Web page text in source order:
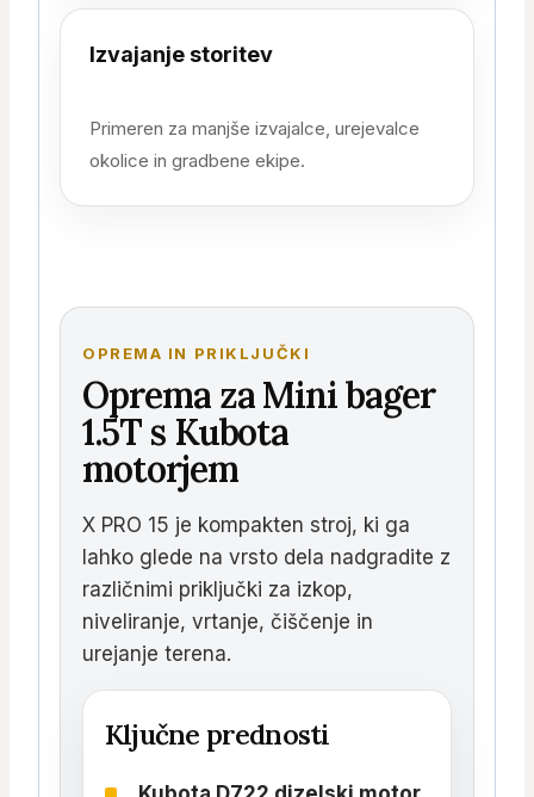
Izvajanje storitev
Primeren za manjše izvajalce, urejevalce
okolice in gradbene ekipe.
OPREMA IN PRIKLJUČKI
Oprema za Mini bager
1.5T s Kubota
motorjem
X PRO 15 je kompakten stroj, ki ga
lahko glede na vrsto dela nadgradite z
različnimi priključki za izkop,
niveliranje, vrtanje, čiščenje in
urejanje terena.
Ključne prednosti